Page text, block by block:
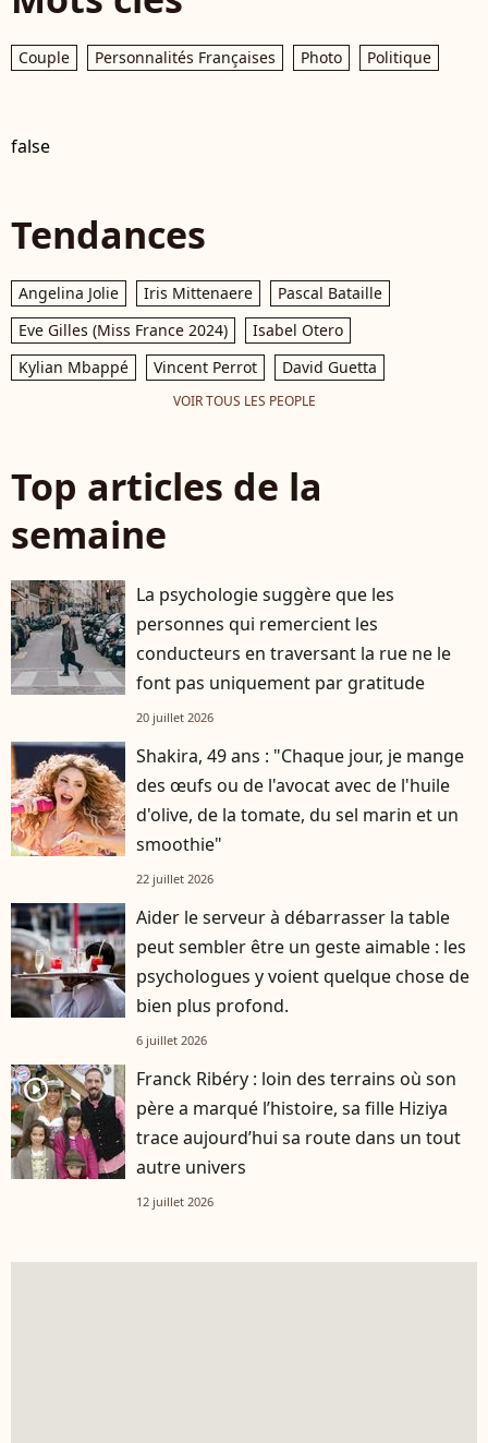
Couple Personnalités Françaises Photo Politique
false
Tendances
Angelina Jolie Iris Mittenaere
Pascal Bataille
Eve Gilles (Miss France 2024)
Isabel Otero
Kylian Mbappé
Vincent Perrot David Guetta
VOIR TOUS LES PEOPLE
Top articles de la
semaine
La psychologie suggère que les
personnes qui remercient les
conducteurs en traversant la rue ne le
font pas uniquement par gratitude
20 juillet 2026
Shakira, 49 ans : "Chaque jour, je mange
des œufs ou de l'avocat avec de l'huile
d'olive, de la tomate, du sel marin et un
smoothie"
22 juillet 2026
Aider le serveur à débarrasser la table
peut sembler être un geste aimable : les
psychologues y voient quelque chose de
bien plus profond.
6 juillet 2026
player2
Franck Ribéry : loin des terrains où son
père a marqué l’histoire, sa fille Hiziya
trace aujourd’hui sa route dans un tout
autre univers
12 juillet 2026